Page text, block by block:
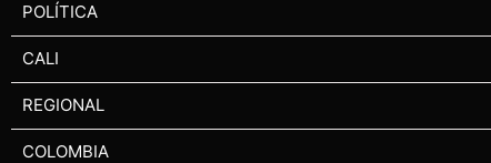
POLÍTICA
CALI
REGIONAL
COLOMBIA